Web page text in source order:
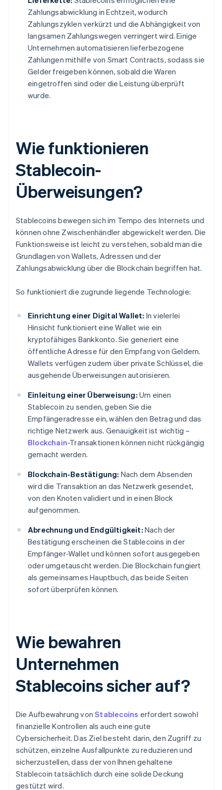
Zahlungsabwicklung in Echtzeit, wodurch
Zahlungszyklen verkürzt und die Abhängigkeit von
langsamen Zahlungswegen verringert wird. Einige
Unternehmen automatisieren lieferbezogene
Zahlungen mithilfe von Smart Contracts, sodass sie
Gelder freigeben können, sobald die Waren
eingetroffen sind oder die Leistung überprüft
wurde.
Wie funktionieren
Stablecoin-
Überweisungen?
Stablecoins bewegen sich im Tempo des Internets und
können ohne Zwischenhändler abgewickelt werden. Die
Funktionsweise ist leicht zu verstehen, sobald man die
Grundlagen von Wallets, Adressen und der
Zahlungsabwicklung über die Blockchain begriffen hat.
So funktioniert die zugrunde liegende Technologie:
Einrichtung einer Digital Wallet: In vielerlei
Hinsicht funktioniert eine Wallet wie ein
kryptofähiges Bankkonto. Sie generiert eine
öffentliche Adresse für den Empfang von Geldern.
Wallets verfügen zudem über private Schlüssel, die
ausgehende Überweisungen autorisieren.
Einleitung einer Überweisung: Um einen
Stablecoin zu senden, geben Sie die
Empfängeradresse ein, wählen den Betrag und das
richtige Netzwerk aus. Genauigkeit ist wichtig –
Blockchain-Transaktionen können nicht rückgängig
gemacht werden.
Blockchain-Bestätigung: Nach dem Absenden
wird die Transaktion an das Netzwerk gesendet,
von den Knoten validiert und in einen Block
aufgenommen.
Abrechnung und Endgültigkeit: Nach der
Bestätigung erscheinen die Stablecoins in der
Empfänger-Wallet und können sofort ausgegeben
oder umgetauscht werden. Die Blockchain fungiert
als gemeinsames Hauptbuch, das beide Seiten
sofort überprüfen können.
Wie bewahren
Unternehmen
Stablecoins sicher auf?
Die Aufbewahrung vonStablecoins erfordert sowohl
finanzielle Kontrollen als auch eine gute
Cybersicherheit. Das Ziel besteht darin, den Zugriff zu
schützen, einzelne Ausfallpunkte zu reduzieren und
sicherzustellen, dass der von Ihnen gehaltene
Stablecoin tatsächlich durch eine solide Deckung
gestützt wird.